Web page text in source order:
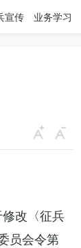
宣传 业务学习
改〈征兵
员会令第